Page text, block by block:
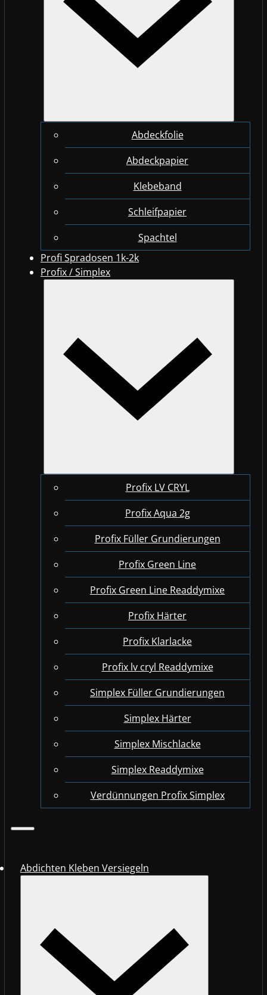
Abdeckfolie
Abdeckpapier
Klebeband
Schleifpapier
Spachtel
Profi Spradosen 1k-2k
Profix / Simplex
Profix LV CRYL
Profix Aqua 2g
Profix Füller Grundierungen
Profix Green Line
Profix Green Line Readdymixe
Profix Härter
Profix Klarlacke
Profix lv cryl Readdymixe
Simplex Füller Grundierungen
Simplex Härter
Simplex Mischlacke
Simplex Readdymixe
Verdünnungen Profix Simplex
Abdichten Kleben Versiegeln